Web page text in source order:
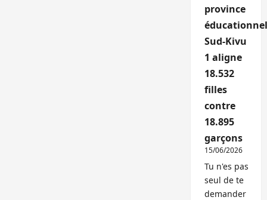
province
Sud-Kivu
1 aligne
18.532
filles
contre
18.895
garçons
15/06/2026
Tu n'es pas
seul de te
demander